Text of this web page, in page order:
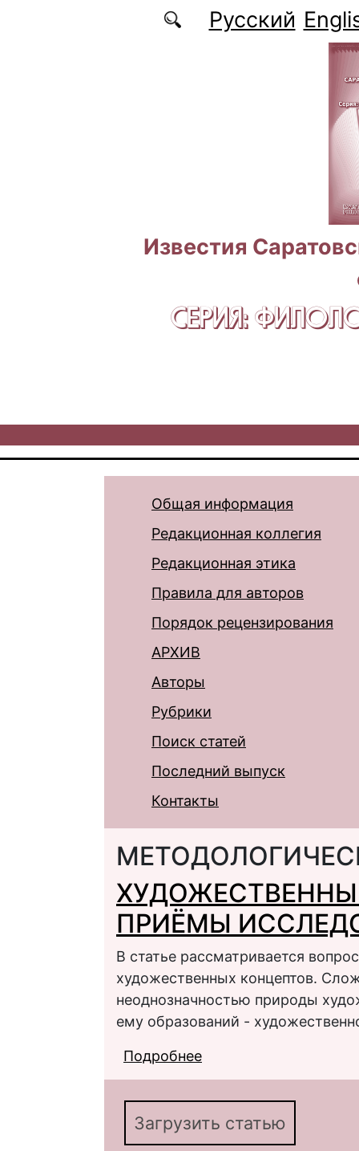
Перейти к основному содержаниюРусский
Известия
СЕРИЯ:
Общая информация
Редакционная коллегия
Редакционная этика
Правила для авторов
Порядок рецензирования
АРХИВ
Авторы
Рубрики
Поиск статей
Последний выпуск
Контакты
ПРИЁМЫ
В статье рассматривается
художественных концептов.
неоднозначностью природы
ему образований -
Подробнее
ИССЛЕДОВАНИЯ
Загрузить статью